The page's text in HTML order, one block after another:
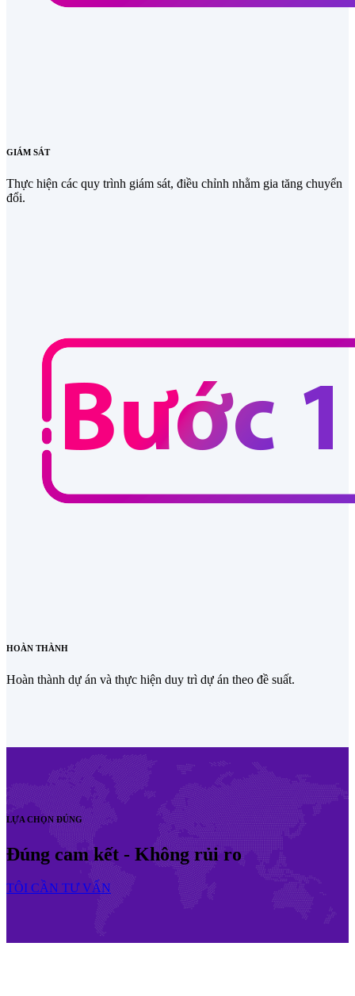
GIÁM SÁT
Thực hiện các quy trình giám sát, điều chỉnh nhằm gia tăng chuyển
đổi.
HOÀN THÀNH
Hoàn thành dự án và thực hiện duy trì dự án theo đề suất.
LỰA CHỌN ĐÚNG
Đúng cam kết - Không rủi ro
TÔI CẦN TƯ VẤN